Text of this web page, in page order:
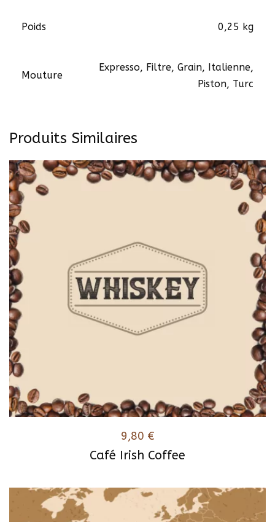
Poids 0,25 kg
Mouture
Expresso, Filtre, Grain, Italienne,
Piston, Turc
Produits Similaires
Café Irish Coffee
9,80 €
produit